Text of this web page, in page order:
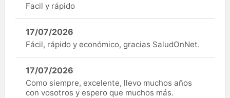
Facil y rápido
17/07/2026
Fácil, rápido y económico, gracias SaludOnNet.
17/07/2026
Como siempre, excelente, llevo muchos años
con vosotros y espero que muchos más.